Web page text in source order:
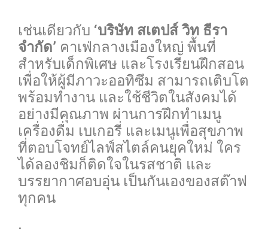
เช่นเดียวกับ ‘บริษัท สเตปส์ วิท ธีรา
จำกัด’ คาเฟ่กลางเมืองใหญ่ พื้นที่
สำหรับเด็กพิเศษ และโรงเรียนฝึกสอน
เพื่อให้ผู้มีภาวะออทิซึม สามารถเติบโต
พร้อมทำงาน และใช้ชีวิตในสังคมได้
อย่างมีคุณภาพ ผ่านการฝึกทำเมนู
เครื่องดื่ม เบเกอรี่ และเมนูเพื่อสุขภาพ
ที่ตอบโจทย์ไลฟ์สไตล์คนยุคใหม่ ใคร
ได้ลองชิมก็ติดใจในรสชาติ และ
บรรยากาศอบอุ่น เป็นกันเองของสต๊าฟ
ทุกคน
.